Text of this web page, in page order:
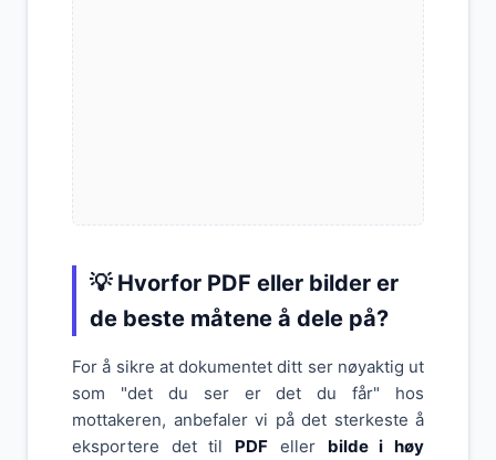
💡 Hvorfor PDF eller bilder er
de beste måtene å dele på?
For å sikre at dokumentet ditt ser nøyaktig ut
som "det du ser er det du får" hos
mottakeren, anbefaler vi på det sterkeste å
eksportere det til PDF eller bilde i høy